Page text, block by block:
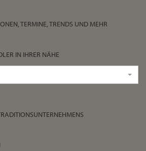
TERMINE, TRENDS UND MEHR
IN IHRER NÄHE